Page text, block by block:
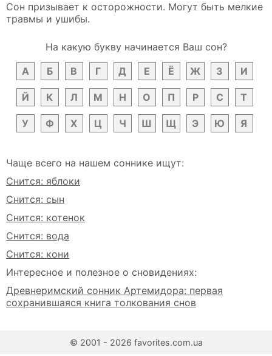
Сон призывает к осторожности. Могут быть мелкие
травмы и ушибы.
На какую букву начинается Ваш сон?
А
Б В Г Д Е Ё Ж З И
Й К Л М Н О П Р С Т
У Ф Х Ц Ч Ш Щ Э Ю Я
Чаще всего на нашем соннике ищут:
Снится: яблоки
Снится: сын
Снится: котенок
Снится: вода
Снится: кони
Интересное и полезное о сновидениях:
Древнеримский сонник Артемидора: первая
сохранившаяся книга толкования снов
© 2001 - 2026 favorites.com.ua